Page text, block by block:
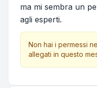
ma mi sembra un
agli esperti.
Non hai i permessi
allegati in questo